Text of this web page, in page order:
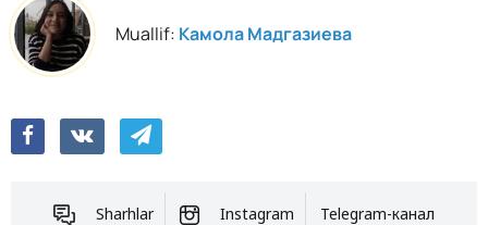
Muallif: Камола Мадгазиева
Sharhlar Instagram Telegram-канал